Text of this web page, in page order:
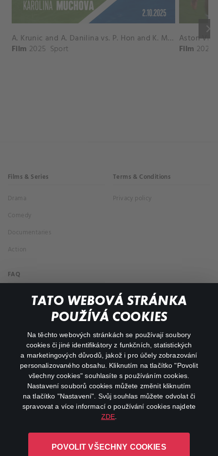
TATO WEBOVÁ STRÁNKA
POUŽÍVÁ COOKIES
Na těchto webových stránkách se používají soubory
cookies či jiné identifikátory z funkčních, statistických
a marketingových důvodů, jakož i pro účely zobrazování
personalizovaného obsahu. Kliknutím na tlačítko "Povolit
všechny cookies" souhlasíte s používáním cookies.
Nastavení souborů cookies můžete změnit kliknutím
na tlačítko "Nastavení". Svůj souhlas můžete odvolat či
spravovat a více informací o používání cookies najdete
ZDE
POVOLIT VŠECHNY COOKIES
keyboard_arrow_right
A. Krunic and A. Danilina vs. P. Hon and K. Muchova Match Highlights - BEIJING_Capital Group Diamond ( October 02, 2025)
Film 2025 Sport Film 2026
Films & Series
Drama
Comedy
Documentaries
Action
Terms & Conditions
Privacy policy
FAQ
My profile
facebookinstagram
youtube
L-1246 Luxembourg R.C.S.